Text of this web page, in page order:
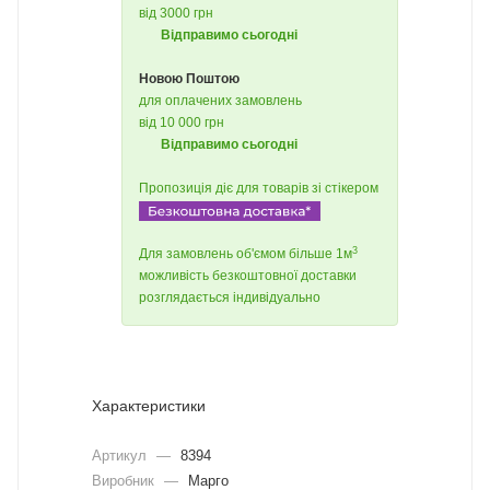
від 3000 грн
Відправимо сьогодні
Новою Поштою
для оплачених замовлень
від 10 000 грн
Відправимо сьогодні
Пропозиція діє для товарів зі стікером
Для замовлень об'ємом більше 1м3
можливість безкоштовної доставки
розглядається індивідуально
Характеристики
Артикул — 8394
Виробник —
Марго